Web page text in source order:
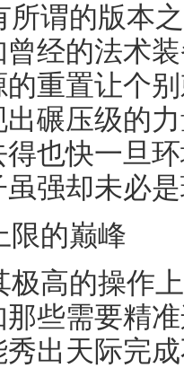
所谓的版本
经的法术
重置让个
碾压级的
也快一旦
强却未必
限的巅峰
极高的操作
些需要精
出天际完